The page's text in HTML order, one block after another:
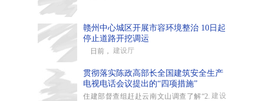
赣州中心城区开展市容环境整治 10日起
停止道路开挖调运
日前， 建设厅
贯彻落实陈政高部长全国建筑安全生产
电视电话会议提出的“四项措施”
住建部督查组赶赴云南文山调查了解“2.建设